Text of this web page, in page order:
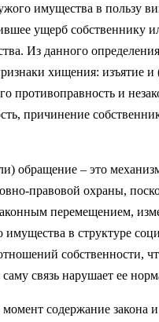
имущества в пользу
ущерб собственнику
Из данного
хищения: изъятие
противоправность и
причинение
обращение – это
правовой охраны,
перемещением,
в структуре
собственности,
связь нарушает ее
содержание закона